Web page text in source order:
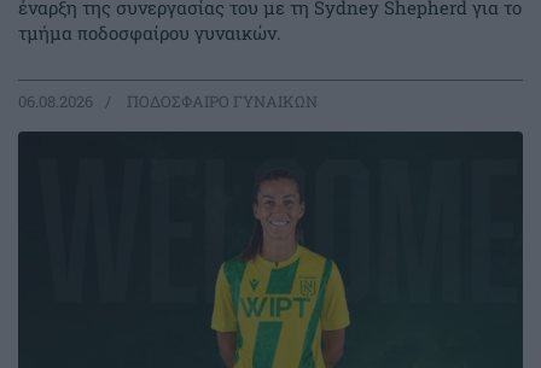
έναρξη της συνεργασίας του με τη Sydney Shepherd για το
τμήμα ποδοσφαίρου γυναικών.
06.08.2026 ΠΟΔΟΣΦΑΙΡΟ ΓΥΝΑΙΚΩΝ